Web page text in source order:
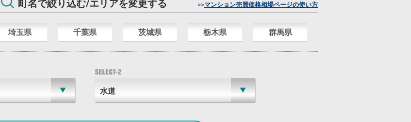
町名で絞り込む/エリアを変更する >>マンション売買価格相場ページの使い方
埼玉県 千葉県 茨城県 栃木県 群馬県